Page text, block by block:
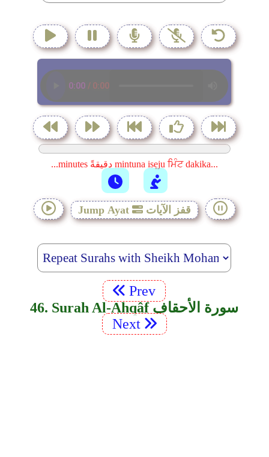
...minutes دقيقةً mintuna isẹju ਮਿੰਟ dakika...
Jump Ayat قفز الآيات
Prev
46. Surah Al-Ahqâf سورة الأحقاف
Next